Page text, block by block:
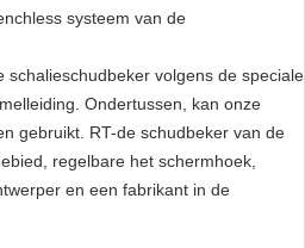
systeem van de
volgens de speciale
Ondertussen, kan onze
gebruikt. RT-de schudbeker van de
regelbare het schermhoek,
en een fabrikant in de